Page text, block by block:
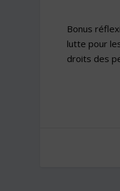
Bonus
lutte pour
droits des